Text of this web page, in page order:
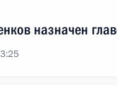
назначен